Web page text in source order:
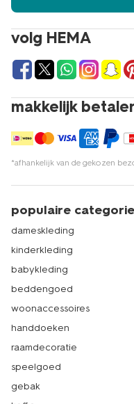
volg HEMA
makkelijk
*afhankelijk van de gekozen
populaire
dameskleding
kinderkleding
babykleding
beddengoed
woonaccessoires
handdoeken
raamdecoratie
speelgoed
gebak